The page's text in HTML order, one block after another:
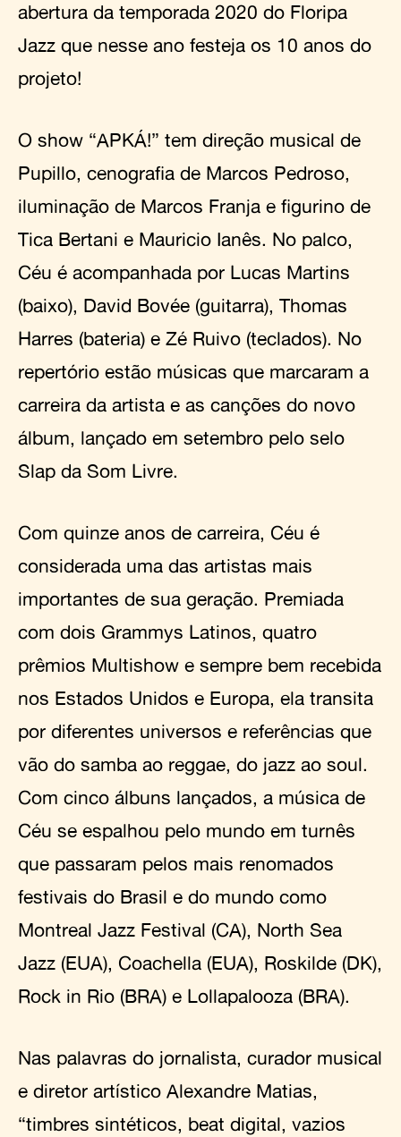
abertura da temporada 2020 do Floripa
Jazz que nesse ano festeja os 10 anos do
projeto!
O show “APKÁ!” tem direção musical de
Pupillo, cenografia de Marcos Pedroso,
iluminação de Marcos Franja e figurino de
Tica Bertani e Mauricio Ianês. No palco,
Céu é acompanhada por Lucas Martins
(baixo), David Bovée (guitarra), Thomas
Harres (bateria) e Zé Ruivo (teclados). No
repertório estão músicas que marcaram a
carreira da artista e as canções do novo
álbum, lançado em setembro pelo selo
Slap da Som Livre.
Com quinze anos de carreira, Céu é
considerada uma das artistas mais
importantes de sua geração. Premiada
com dois Grammys Latinos, quatro
prêmios Multishow e sempre bem recebida
nos Estados Unidos e Europa, ela transita
por diferentes universos e referências que
vão do samba ao reggae, do jazz ao soul.
Com cinco álbuns lançados, a música de
Céu se espalhou pelo mundo em turnês
que passaram pelos mais renomados
festivais do Brasil e do mundo como
Montreal Jazz Festival (CA), North Sea
Jazz (EUA), Coachella (EUA), Roskilde (DK),
Rock in Rio (BRA) e Lollapalooza (BRA).
Nas palavras do jornalista, curador musical
e diretor artístico Alexandre Matias,
“timbres sintéticos, beat digital, vazios